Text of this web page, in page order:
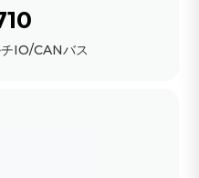
IO/CANバス